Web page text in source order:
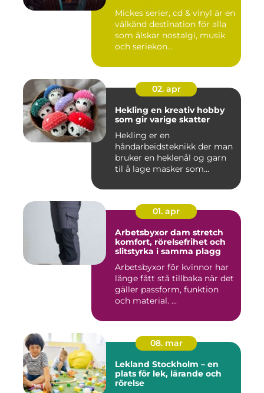
Mickes serier, cd & vinyl är en
välkänd destination för alla
som älskar nostalgi, musik
och seriekon...
02. apr
Hekling en kreativ hobby
som gir varige skatter
Hekling er en
håndarbeidsteknikk der man
bruker en heklenål og garn
til å lage masker som
01. apr
Arbetsbyxor dam stretch
komfort, rörelsefrihet och
slitstyrka i samma plagg
Arbetsbyxor för kvinnor har
länge fått stå tillbaka när det
gäller passform, funktion
och material. ...
08. mar
Lekland Stockholm – en
plats för lek, lärande och
rörelse